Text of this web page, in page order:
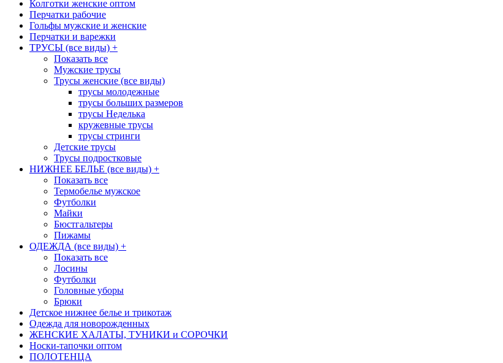
Колготки женские оптом
Перчатки рабочие
Гольфы мужские и женские
Перчатки и варежки
ТРУСЫ (все виды) +
Показать все
Мужские трусы
Трусы женские (все виды)
трусы молодежные
трусы больших размеров
трусы Неделька
кружевные трусы
трусы стринги
Детские трусы
Трусы подростковые
НИЖНЕЕ БЕЛЬЕ (все виды) +
Показать все
Термобелье мужское
Футболки
Майки
Бюстгальтеры
Пижамы
ОДЕЖДА (все виды) +
Показать все
Лосины
Футболки
Головные уборы
Брюки
Детское нижнее белье и трикотаж
Одежда для новорожденных
ЖЕНСКИЕ ХАЛАТЫ, ТУНИКИ и СОРОЧКИ
Носки-тапочки оптом
ПОЛОТЕНЦА